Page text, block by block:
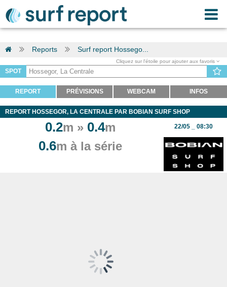
Reports Surf report Hossego...
Cliquez sur l'étoile pour ajouter aux favoris
SPOT
REPORT PRÉVISIONS WEBCAM INFOS
REPORT HOSSEGOR, LA CENTRALE PAR BOBIAN SURF SHOP
0.2m » 0.4m
0.6m à la série
22/05 _ 08:30